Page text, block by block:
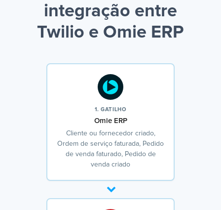
integração entre
Twilio e Omie ERP
1. GATILHO
Omie ERP
Cliente ou fornecedor criado,
Ordem de serviço faturada, Pedido
de venda faturado, Pedido de
venda criado